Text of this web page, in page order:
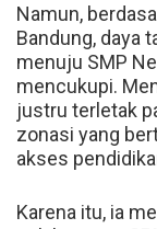
Namun,
Bandung, daya
menuju SMP
mencukupi.
justru terletak
zonasi yang
akses
Karena itu, ia